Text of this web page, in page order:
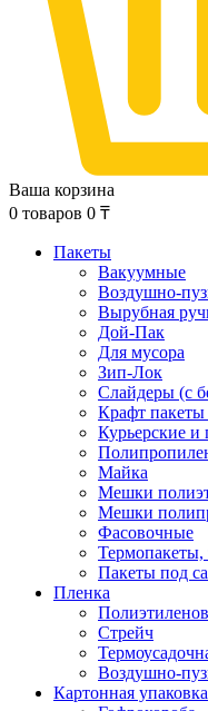
Ваша корзина
0 товаров 0 ₸
Пакеты
Вакуумные
Воздушно-
Вырубная
Дой-Пак
Для мусора
Зип-Лок
Слайдеры (с
Крафт
Курьерские и
Майка
Мешки
Мешки
Фасовочные
Термопакеты,
Пакеты под
Пленка
Стрейч
Воздушно-
Картонная упаковка